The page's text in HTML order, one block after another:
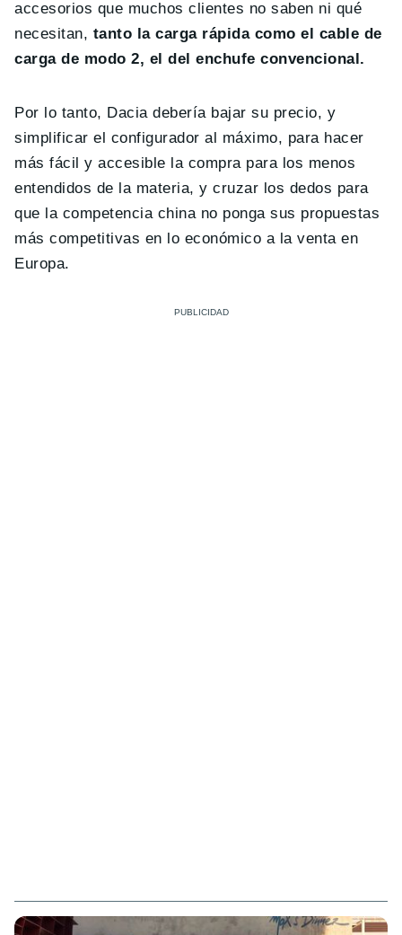
accesorios que muchos clientes no saben ni qué
necesitan, tanto la carga rápida como el cable de
carga de modo 2, el del enchufe convencional.
Por lo tanto, Dacia debería bajar su precio, y
simplificar el configurador al máximo, para hacer
más fácil y accesible la compra para los menos
entendidos de la materia, y cruzar los dedos para
que la competencia china no ponga sus propuestas
más competitivas en lo económico a la venta en
Europa.